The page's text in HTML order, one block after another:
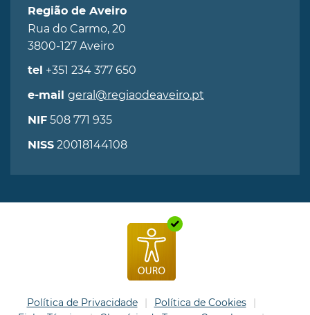
Região de Aveiro
Rua do Carmo, 20
3800-127 Aveiro
tel +351 234 377 650
e-mail geral@regiaodeaveiro.pt
NIF 508 771 935
NISS 20018144108
Política de Privacidade
Política de Cookies